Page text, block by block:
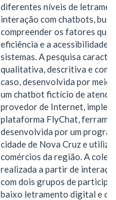
diferentes níveis de
interação com chatbots,
compreender os fatores que
eficiência e a acessibilidade
sistemas. A pesquisa
qualitativa, descritiva e com
caso, desenvolvida por meio
um chatbot fictício de
provedor de Internet,
plataforma FlyChat,
desenvolvida por um
cidade de Nova Cruz e
comércios da região. A
realizada a partir de
com dois grupos de
baixo letramento digital e